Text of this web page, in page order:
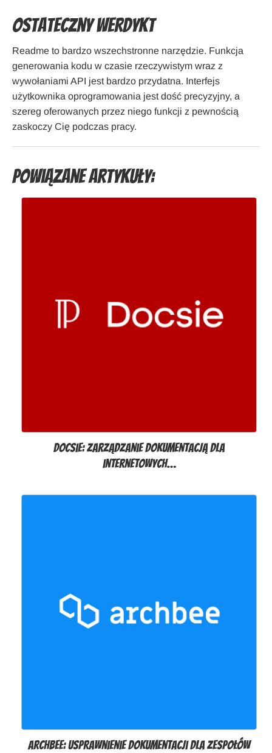
Ostateczny werdykt
Readme to bardzo wszechstronne narzędzie. Funkcja
generowania kodu w czasie rzeczywistym wraz z
wywołaniami API jest bardzo przydatna. Interfejs
użytkownika oprogramowania jest dość precyzyjny, a
szereg oferowanych przez niego funkcji z pewnością
zaskoczy Cię podczas pracy.
Powiązane artykuły:
Docsie: Zarządzanie dokumentacją dla
internetowych…
Archbee: usprawnienie dokumentacji dla zespołów